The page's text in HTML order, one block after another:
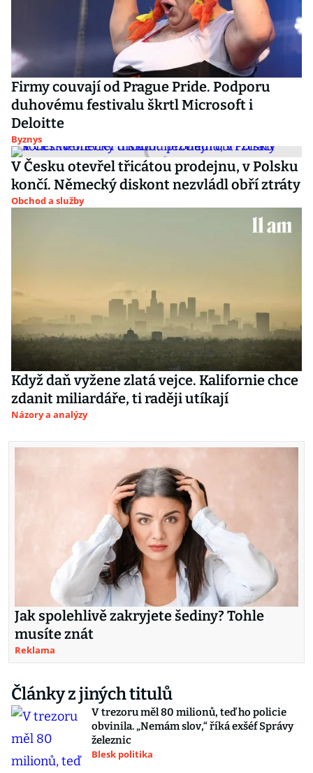
Firmy couvají od Prague Pride. Podporu
duhovému festivalu škrtl Microsoft i
Deloitte
Byznys
V Česku otevřel třicátou prodejnu, v Polsku
končí. Německý diskont nezvládl obří ztráty
Obchod a služby
Když daň vyžene zlatá vejce. Kalifornie chce
zdanit miliardáře, ti raději utíkají
Názory a analýzy
Jak spolehlivě zakryjete šediny? Tohle
musíte znát
Reklama
Články z jiných titulů
V trezoru měl 80 milionů, teď ho policie
obvinila. „Nemám slov,“ říká exšéf Správy
železnic
Blesk politika